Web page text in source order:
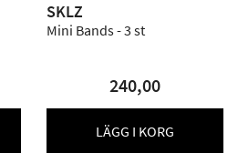
SKLZ
Mini Bands - 3 st
240,00
LÄGG I KORG